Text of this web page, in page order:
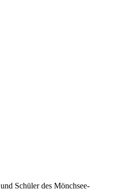
Schüler des Mönchsee-